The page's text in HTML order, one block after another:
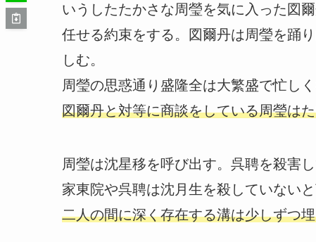
いうしたたかさな周瑩を気に入った図
任せる約束をする。図爾丹は周瑩を踊
しむ。
周瑩の思惑通り盛隆全は大繁盛で忙しく
図爾丹と対等に商談をしている周瑩は
周瑩は沈星移を呼び出す。呉聘を殺害
家東院や呉聘は沈月生を殺していない
二人の間に深く存在する溝は少しずつ